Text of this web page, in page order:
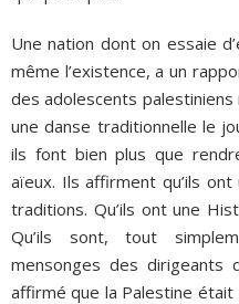
Une nation dont on essaie
même l’existence, a un
des adolescents
une danse traditionnelle le
ils font bien plus que
aïeux. Ils affirment qu’ils
traditions. Qu’ils ont une
Qu’ils sont, tout
mensonges des dirigeants
affirmé que la Palestine